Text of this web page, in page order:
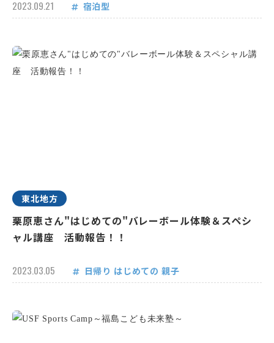
2023.09.21 宿泊型
東北地方
栗原恵さん"はじめての"バレーボール体験＆スペシ
ャル講座 活動報告！！
2023.03.05 日帰り はじめての 親子